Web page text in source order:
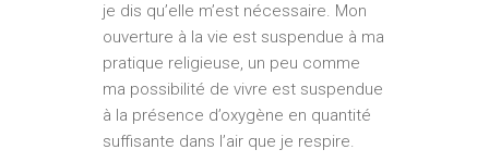
je dis qu’elle m’est nécessaire. Mon
ouverture à la vie est suspendue à ma
pratique religieuse, un peu comme
ma possibilité de vivre est suspendue
à la présence d’oxygène en quantité
suffisante dans l’air que je respire.